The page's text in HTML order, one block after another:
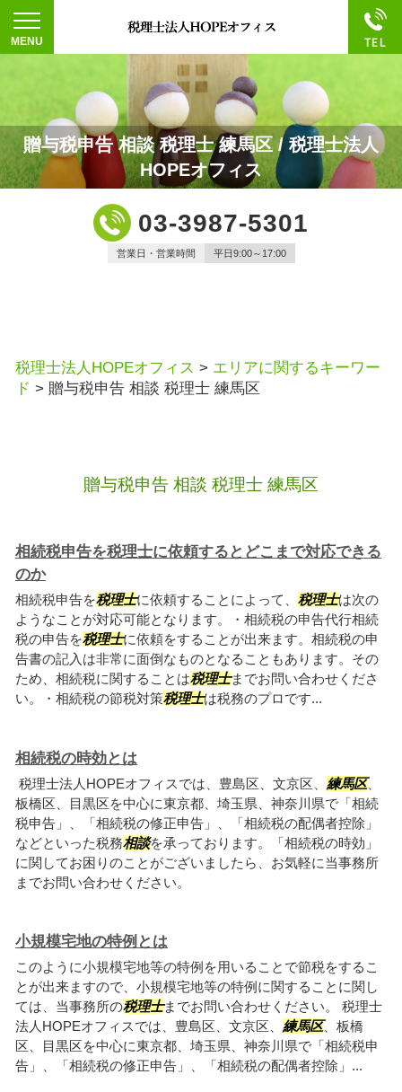
贈与税申告 相談 税理士 練馬区 / 税理士法人
HOPEオフィス
03-3987-5301
営業日・営業時間 平日9:00～17:00
税理士法人HOPEオフィス > エリアに関するキーワー
ド > 贈与税申告 相談 税理士 練馬区
贈与税申告 相談 税理士 練馬区
相続税申告を税理士に依頼するとどこまで対応できる
のか
相続税申告を税理士に依頼することによって、 税理士は次の
ようなことが対応可能となります。・相続税の申告代行相続
税の申告を税理士に依頼をすることが出来ます。相続税の申
告書の記入は非常に面倒なものとなることもあります。その
ため、相続税に関することは税理士までお問い合わせくださ
い。・相続税の節税対策税理士は税務のプロです...
相続税の時効とは
税理士法人HOPEオフィスでは、豊島区、文京区、 練馬区、
板橋区、目黒区を中心に東京都、埼玉県、神奈川県で「相続
税申告」、「相続税の修正申告」、「相続税の配偶者控除」
などといった税務相談を承っております。「相続税の時効」
に関してお困りのことがございましたら、お気軽に当事務所
までお問い合わせください。
小規模宅地の特例とは
このように小規模宅地等の特例を用いることで節税をするこ
とが出来ますので、小規模宅地等の特例に関することに関し
ては、当事務所の税理士までお問い合わせください。 税理士
法人HOPEオフィスでは、豊島区、文京区、 練馬区、板橋
区、目黒区を中心に東京都、埼玉県、神奈川県で「相続税申
告」、「相続税の修正申告」、「相続税の配偶者控除」...